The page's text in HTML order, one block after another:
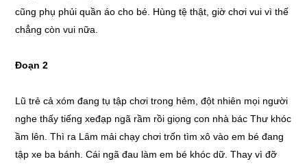
cũng phụ phủi quần áo cho bé. Hùng tệ thật, giờ chơi vui vì thế
chẳng còn vui nữa.
Đoạn 2
Lũ trẻ cả xóm đang tụ tập chơi trong hẻm, đột nhiên mọi người
nghe thấy tiếng xeđạp ngã rầm rồi giọng con nhà bác Thư khóc
ầm lên. Thì ra Lâm mải chạy chơi trốn tìm xô vào em bé đang
tập xe ba bánh. Cái ngã đau làm em bé khóc dữ. Thay vì đỡ